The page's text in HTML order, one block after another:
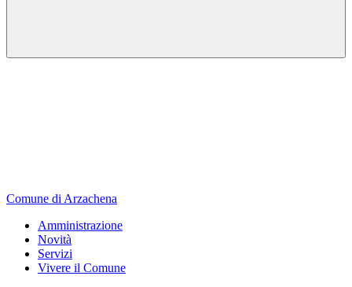
Comune di Arzachena
Amministrazione
Novità
Servizi
Vivere il Comune